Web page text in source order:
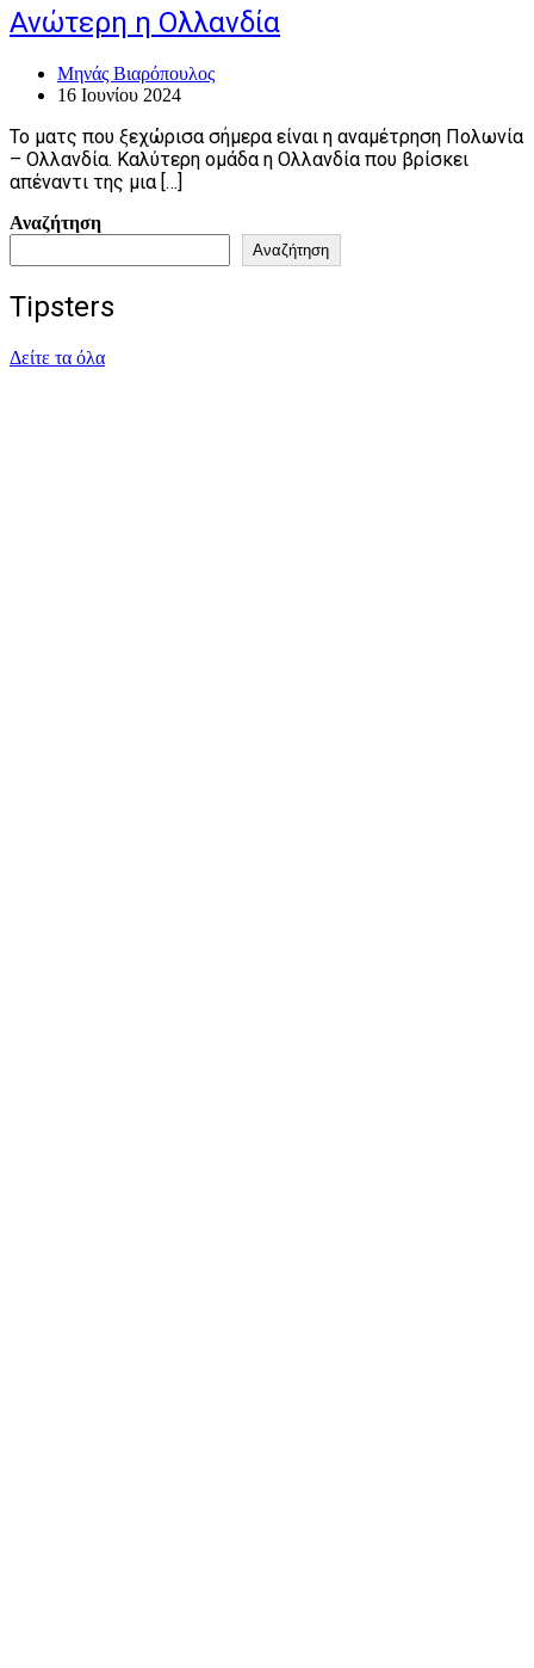
Ανώτερη η Ολλανδία
Μηνάς Βιαρόπουλος
16 Ιουνίου 2024
Το ματς που ξεχώρισα σήμερα είναι η αναμέτρηση Πολωνία
– Ολλανδία. Καλύτερη ομάδα η Ολλανδία που βρίσκει
απέναντι της μια […]
Αναζήτηση
Αναζήτηση
Tipsters
Δείτε τα όλα